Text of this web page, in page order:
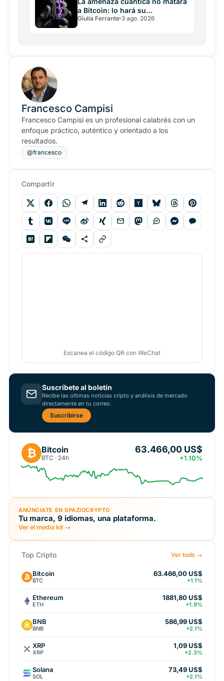
a Bitcoin: lo hará su
incapacidad de decidir
Giulia Ferrante 3 ago. 2026
Francesco Campisi
Francesco Campisi es un profesional calabrés con un
enfoque práctico, auténtico y orientado a los
resultados.
@francesco
Compartir
Escanea el código QR con WeChat
Suscríbete al boletín
Recibe las últimas noticias cripto y análisis de mercado
directamente en tu correo.
Suscribirse
₿ Bitcoin
BTC · 24h
63.466,00 US$
+1.10%
ANÚNCIATE EN SPAZIOCRYPTO
Tu marca, 9 idiomas, una plataforma.
Ver el media kit →
Top Cripto Ver todo →
Bitcoin
BTC
63.466,00 US$
+1.1%
Ethereum
ETH
1881,80 US$
+1.9%
BNB
BNB
586,99 US$
+2.1%
XRP
XRP
1,09 US$
+2.3%
Solana
SOL
73,49 US$
+2.1%